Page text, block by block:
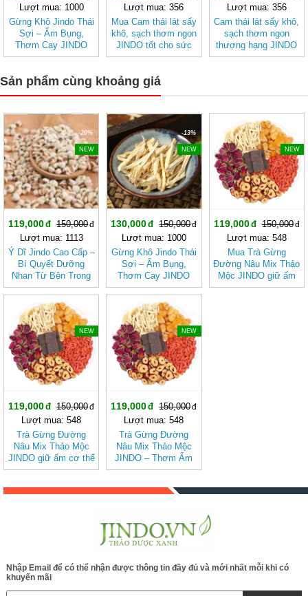
Lượt mua: 1000
Gừng Khô Jindo Thái
Sợi – Ấm Bụng,
Thơm Cay JINDO
Lượt mua: 356
Mua Cam thái lát sấy
khô, sạch thơm ngon
JINDO tốt cho sức
khỏe
Lượt mua: 356
Cam thái lát sấy khô,
sạch thơm ngon
thượng hạng JINDO
tốt cho sức khỏe
Sản phẩm cùng khoảng giá
-20%
NEW
119,000
150,000
Lượt mua: 1113
Ý Dĩ Jindo Cao Cấp –
Bí Quyết Dưỡng
Nhan Từ Bên Trong
-13%
NEW
130,000
150,000
Lượt mua: 1000
Gừng Khô Jindo Thái
Sợi – Ấm Bụng,
Thơm Cay JINDO
-20%
NEW
119,000
150,000
Lượt mua: 548
Mua Trà Gừng
Đường Nâu Mix Thảo
Mộc JINDO giữ ấm
cơ thể, tốt cho sức
-20%
NEW
119,000
150,000
Lượt mua: 548
Trà Gừng Đường
Nâu Mix Thảo Mộc
JINDO giữ ấm cơ thể
-20%
NEW
119,000
150,000
Lượt mua: 548
Trà Gừng Đường
Nâu Mix Thảo Mộc
JINDO – Thơm Ấm
Tự Nhiên, Dễ Uống
Nhập Email để có thể nhận được thông tin đầy đủ và mới nhất mỗi khi có
khuyến mãi